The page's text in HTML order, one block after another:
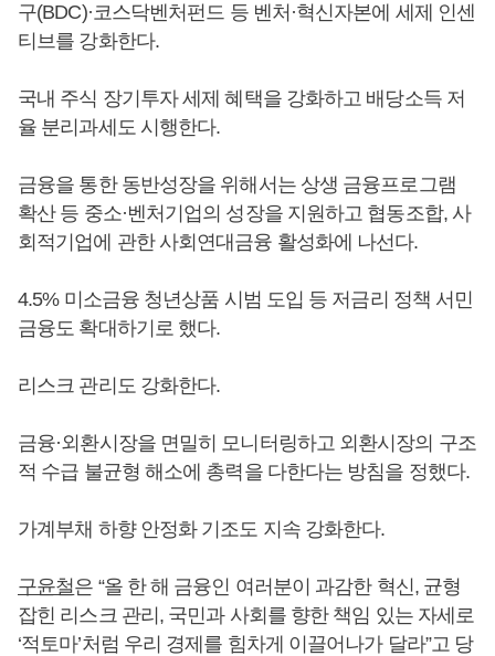
구(BDC)·코스닥벤처펀드 등 벤처·혁신자본에 세제 인센
티브를 강화한다.
국내 주식 장기투자 세제 혜택을 강화하고 배당소득 저
율 분리과세도 시행한다.
금융을 통한 동반성장을 위해서는 상생 금융프로그램
확산 등 중소·벤처기업의 성장을 지원하고 협동조합, 사
회적기업에 관한 사회연대금융 활성화에 나선다.
4.5% 미소금융 청년상품 시범 도입 등 저금리 정책 서민
금융도 확대하기로 했다.
리스크 관리도 강화한다.
금융·외환시장을 면밀히 모니터링하고 외환시장의 구조
적 수급 불균형 해소에 총력을 다한다는 방침을 정했다.
가계부채 하향 안정화 기조도 지속 강화한다.
구윤철은 “올 한 해 금융인 여러분이 과감한 혁신, 균형
잡힌 리스크 관리, 국민과 사회를 향한 책임 있는 자세로
‘적토마’처럼 우리 경제를 힘차게 이끌어나가 달라”고 당